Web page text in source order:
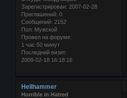
Зарегистрирован: 2007-02-28
Приглашений: 0
Сообщений: 2152
Пол: Мужской
Провел на форуме:
1 час 50 минут
Последний визит:
2009-02-18 16:18:16
Hellhammer
Horrible in Hatred